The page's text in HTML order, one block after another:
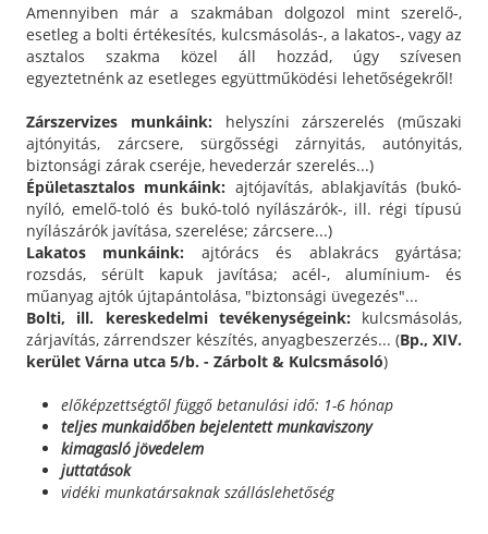
Amennyiben már a szakmában dolgozol mint szerelő-,
esetleg a bolti értékesítés, kulcsmásolás-, a lakatos-, vagy az
asztalos szakma közel áll hozzád, úgy szívesen
egyeztetnénk az esetleges együttműködési lehetőségekről!
Zárszervizes munkáink: helyszíni zárszerelés (műszaki
ajtónyitás, zárcsere, sürgősségi zárnyitás, autónyitás,
biztonsági zárak cseréje, hevederzár szerelés...)
Épületasztalos munkáink: ajtójavítás, ablakjavítás (bukó-
nyíló, emelő-toló és bukó-toló nyílászárók-, ill. régi típusú
nyílászárók javítása, szerelése; zárcsere...)
Lakatos munkáink: ajtórács és ablakrács gyártása;
rozsdás, sérült kapuk javítása; acél-, alumínium- és
műanyag ajtók újtapántolása, "biztonsági üvegezés"...
Bolti, ill. kereskedelmi tevékenységeink: kulcsmásolás,
zárjavítás, zárrendszer készítés, anyagbeszerzés... (Bp., XIV.
kerület Várna utca 5/b. - Zárbolt & Kulcsmásoló)
előképzettségtől függő betanulási idő: 1-6 hónap
teljes munkaidőben bejelentett munkaviszony
kimagasló jövedelem
juttatások
vidéki munkatársaknak szálláslehetőség